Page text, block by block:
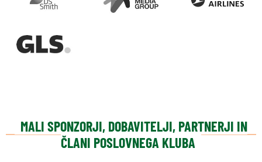
MALI SPONZORJI, DOBAVITELJI, PARTNERJI IN
ČLANI POSLOVNEGA KLUBA